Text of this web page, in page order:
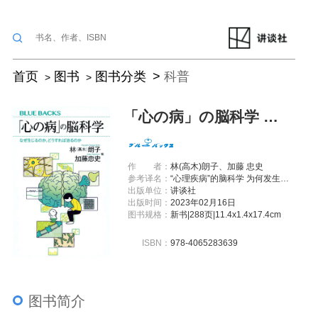
首页 图书 图书分类 科普
「心の病」の脳科学 なぜ生じるのか、どうすれば治るのか
作 者：林(高木)朗子、加藤 忠史
参考译名：
出版单位：讲谈社
出版时间：2023年02月16日
图书规格：新书|288页|11.4x1.4x17.4cm
ISBN：978-4065283639
图书简介